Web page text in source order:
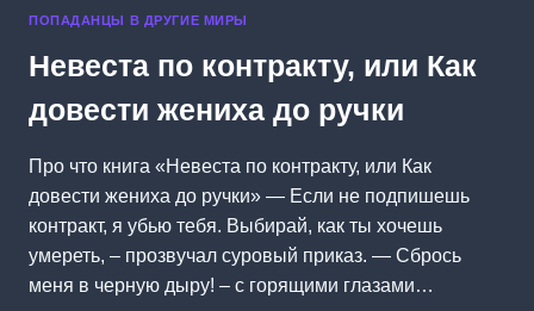
ПОПАДАНЦЫ В ДРУГИЕ МИРЫ
Невеста по контракту, или Как
довести жениха до ручки
Про что книга «Невеста по контракту, или Как
довести жениха до ручки» — Если не подпишешь
контракт, я убью тебя. Выбирай, как ты хочешь
умереть, – прозвучал суровый приказ. — Сбрось
меня в черную дыру! – с горящими глазами…